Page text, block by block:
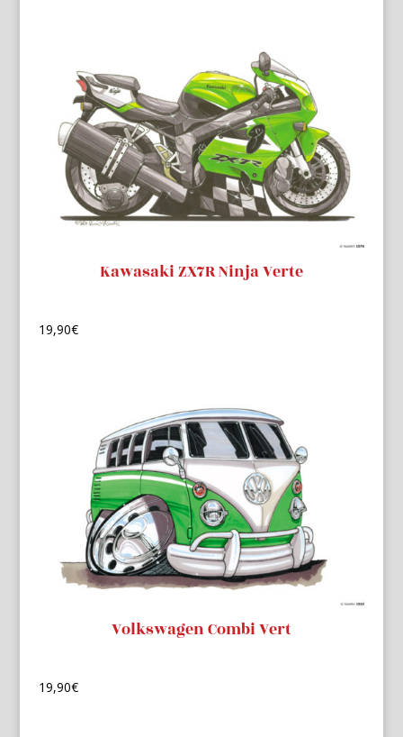
Kawasaki ZX7R Ninja Verte
19,90€
Volkswagen Combi Vert
19,90€